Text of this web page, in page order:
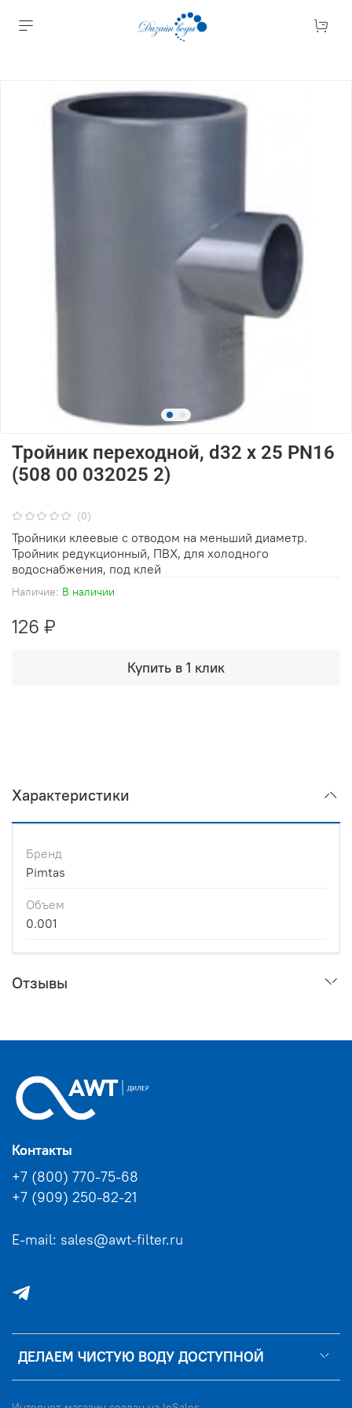
(0)
Наличие: В наличии
Тройник переходной, d32 х 25 PN16
(508 00 032025 2)
126 ₽
Купить в 1 клик
Тройники клеевые с отводом на меньший диаметр.
Тройник редукционный, ПВХ, для холодного
водоснабжения, под клей
Характеристики
Бренд
Pimtas
Объем
0.001
Отзывы
ДЕЛАЕМ ЧИСТУЮ ВОДУ ДОСТУПНОЙ
Контакты
+7 (800) 770-75-68
+7 (909) 250-82-21
E-mail: sales@awt-filter.ru